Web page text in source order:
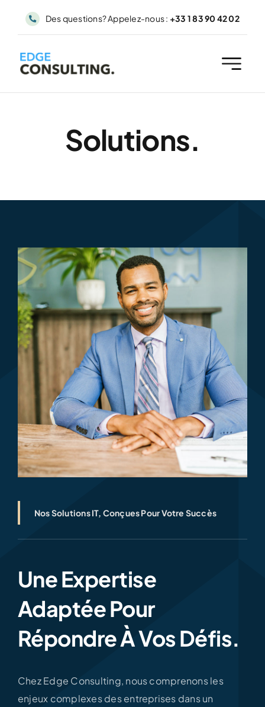
Des questions? Appelez-nous : +33 1 83 90 42 02
Solutions.
Nos Solutions IT, Conçues Pour Votre Succès
Une Expertise
Adaptée Pour
Répondre À Vos Défis.
Chez Edge Consulting, nous comprenons les
enjeux complexes des entreprises dans un